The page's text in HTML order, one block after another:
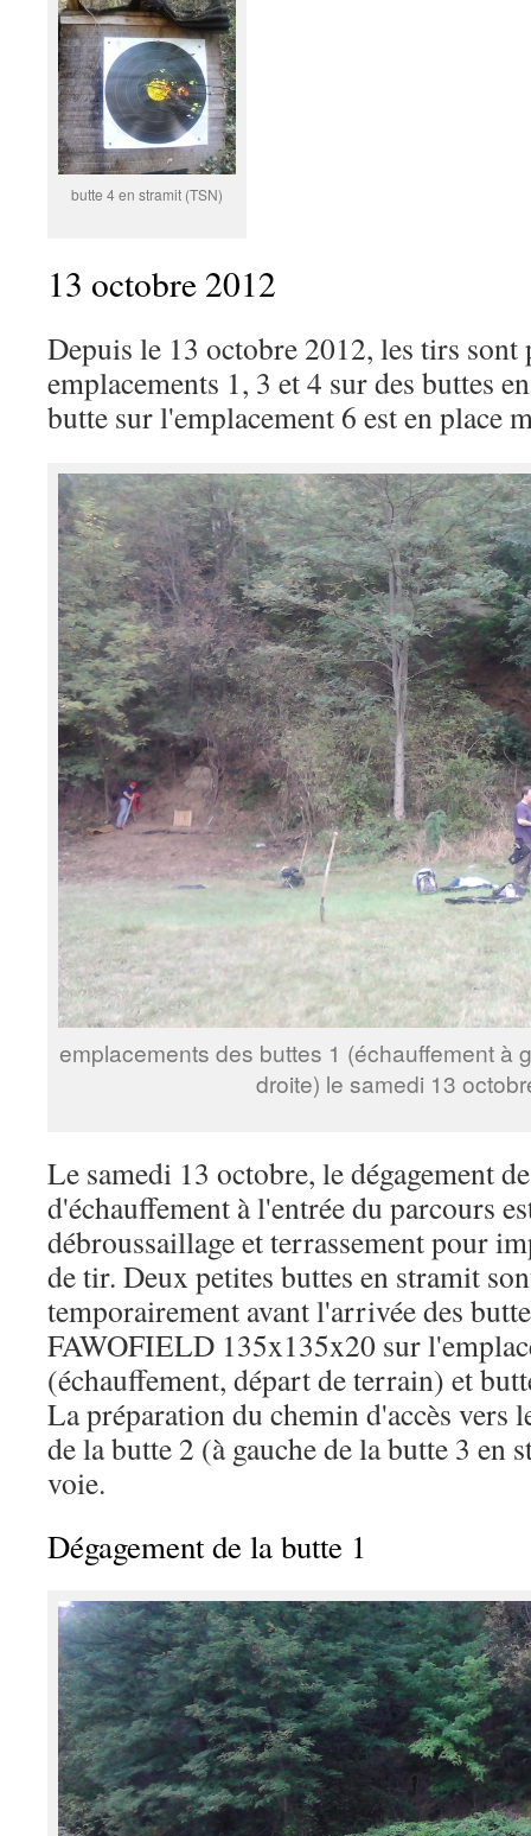
butte 4 en stramit (TSN)
13 octobre 2012
Depuis le 13 octobre 2012, les tirs sont
emplacements 1, 3 et 4 sur des buttes
butte sur l'emplacement 6 est en place
emplacements des buttes 1 (échauffement à
droite) le samedi 13
Le samedi 13 octobre, le dégagement
d'échauffement à l'entrée du parcours
débroussaillage et terrassement pour
de tir. Deux petites buttes en stramit
temporairement avant l'arrivée des
FAWOFIELD 135x135x20 sur
(échauffement, départ de terrain) et
La préparation du chemin d'accès vers
de la butte 2 (à gauche de la butte 3 en
voie.
Dégagement de la butte 1